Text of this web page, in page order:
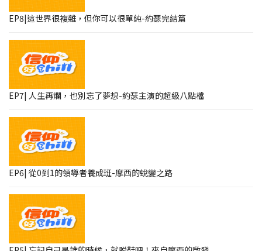
EP8|這世界很複雜，但你可以很單純-約瑟完結篇
EP7| 人生再爛，也別忘了夢想-約瑟主演的超級八點檔
EP6| 從0到1的領導者養成班-摩西的蛻變之路